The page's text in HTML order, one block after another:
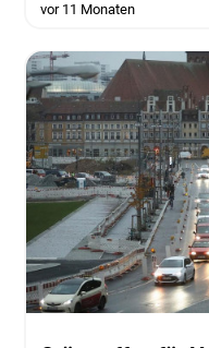
vor 11 Monaten